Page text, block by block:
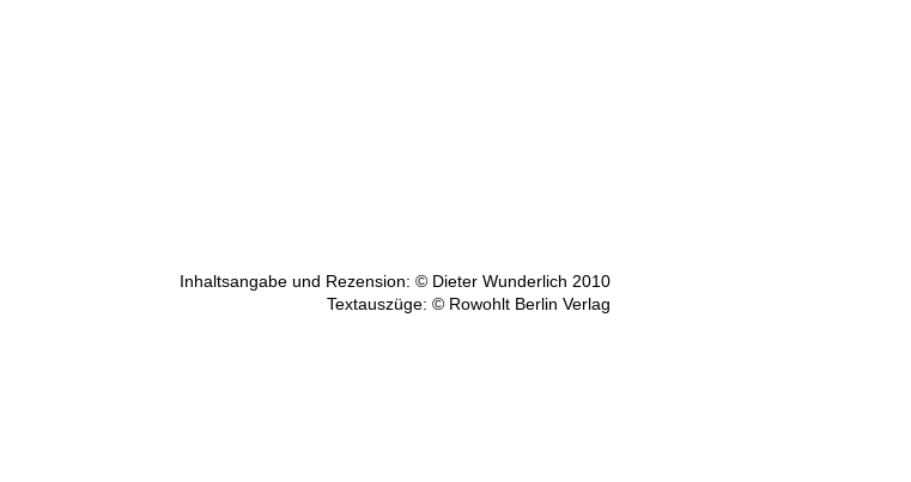
Inhaltsangabe und Rezension: © Dieter Wunderlich 2010
Textauszüge: © Rowohlt Berlin Verlag